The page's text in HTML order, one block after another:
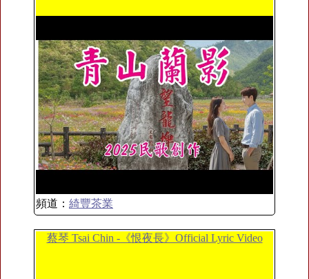
頻道： 綺豐茶業
蔡琴 Tsai Chin -《恨夜長》Official Lyric Video